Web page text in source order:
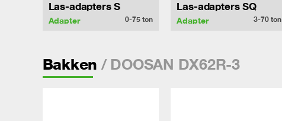
Las-adapters S
Adapter 0-75ton
Las-adapters SQ
Adapter 3-70ton
Bakken / DOOSAN DX62R-3